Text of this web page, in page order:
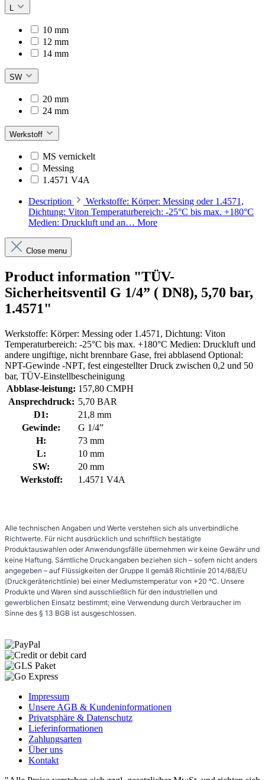
L
10 mm
12 mm
14 mm
SW
20 mm
24 mm
Werkstoff
MS vernickelt
Messing
1.4571 V4A
Description
Werkstoffe: Körper: Messing oder 1.4571,
Dichtung: Viton Temperaturbereich: -25°C bis max. +180°C
Medien: Druckluft und an… More
Close menu
Product information "TÜV-
Sicherheitsventil G 1/4” ( DN8), 5,70 bar,
1.4571"
Werkstoffe: Körper: Messing oder 1.4571, Dichtung: Viton
Temperaturbereich: -25°C bis max. +180°C Medien: Druckluft und
andere ungiftige, nicht brennbare Gase, frei abblasend Optional:
NPT-Gewinde -NPT, fest eingestellter Druck zwischen 0,2 und 50
bar, TÜV-Einstellbescheinigung
Abblase-leistung: 157,80 CMPH
Ansprechdruck: 5,70 BAR
D1:
21,8 mm
Gewinde:
G 1/4”
H:
73 mm
L:
10 mm
SW:
20 mm
Werkstoff:
1.4571 V4A
Alle technischen Angaben und Werte verstehen sich als unverbindliche
Richtwerte. Für nicht ausdrücklich und schriftlich bestätigte
Produktauswahlen oder Anwendungsfälle übernehmen wir keine Gewähr und
keine Haftung. Sämtliche Druckangaben beziehen sich – sofern nicht anders
angegeben – auf Flüssigkeiten der Gruppe II gemäß Richtlinie 2014/68/EU
(Druckgeräterichtlinie) bei einer Mediumstemperatur von +20 °C. Unsere
Produkte und Waren sind ausschließlich für den industriellen und
gewerblichen Einsatz bestimmt; eine Verwendung durch Verbraucher im
Sinne des § 13 BGB ist ausgeschlossen.
Impressum
Unsere AGB & Kundeninformationen
Privatsphäre & Datenschutz
Lieferinformationen
Zahlungsarten
Über uns
Kontakt